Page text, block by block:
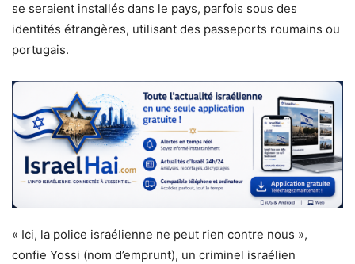
se seraient installés dans le pays, parfois sous des
identités étrangères, utilisant des passeports roumains ou
portugais.
« Ici, la police israélienne ne peut rien contre nous »,
confie Yossi (nom d’emprunt), un criminel israélien